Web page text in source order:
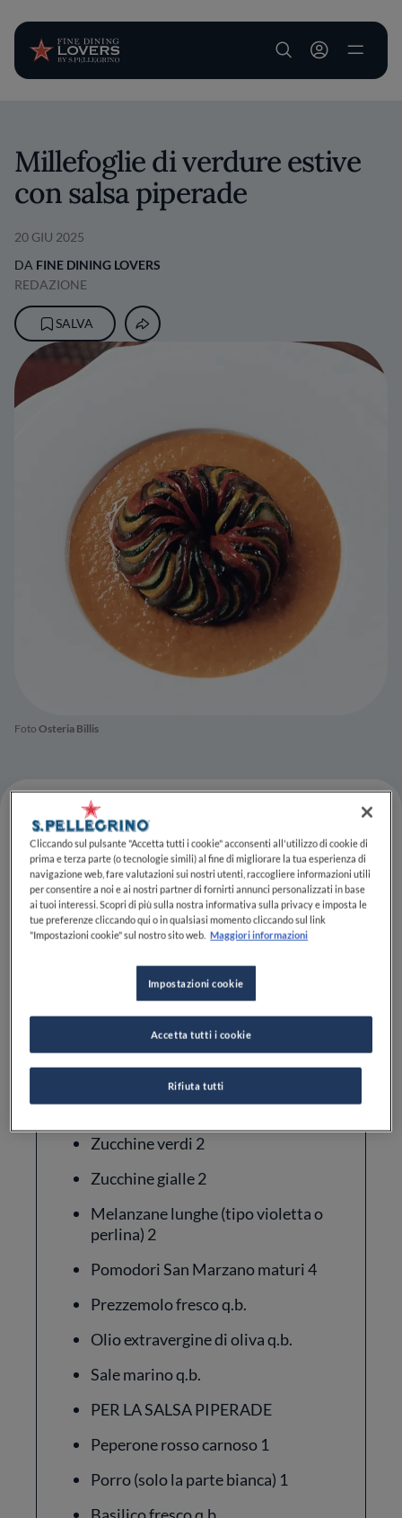
User account
Foto Osteria Billis
Millefoglie di verdure estive
con salsa piperade
20 GIU 2025
DA FINE DINING LOVERS
REDAZIONE
SALVA
Difficoltà
FACILE
Cucina
ITALIANA
Ingredienti
PER LA MILLEFOGLIE
Zucchine verdi 2
Zucchine gialle 2
Melanzane lunghe (tipo violetta o
perlina) 2
Pomodori San Marzano maturi 4
Prezzemolo fresco q.b.
Olio extravergine di oliva q.b.
Sale marino q.b.
PER LA SALSA PIPERADE
Peperone rosso carnoso 1
Porro (solo la parte bianca) 1
Cliccando sul pulsante "Accetta tutti i cookie" acconsenti all'utilizzo di cookie di
prima e terza parte (o tecnologie simili) al fine di migliorare la tua esperienza di
navigazione web, fare valutazioni sui nostri utenti, raccogliere informazioni utili
per consentire a noi e ai nostri partner di fornirti annunci personalizzati in base
ai tuoi interessi. Scopri di più sulla nostra informativa sulla privacy e imposta le
tue preferenze cliccando qui o in qualsiasi momento cliccando sul link
"Impostazioni cookie" sul nostro sito web. Maggiori informazioni
Impostazioni cookie
Rifiuta tutti
Accetta tutti i cookie